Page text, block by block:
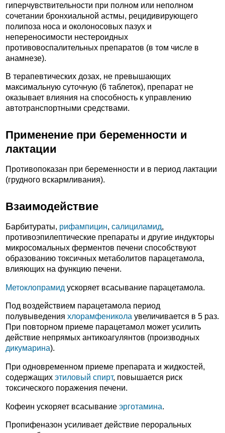
гиперчувствительности при полном или неполном
сочетании бронхиальной астмы, рецидивирующего
полипоза носа и околоносовых пазух и
непереносимости нестероидных
противовоспалительных препаратов (в том числе в
анамнезе).
В терапевтических дозах, не превышающих
максимальную суточную (6 таблеток), препарат не
оказывает влияния на способность к управлению
автотранспортными средствами.
Применение при беременности и
лактации
Противопоказан при беременности и в период лактации
(грудного вскармливания).
Взаимодействие
Барбитураты, рифампицин, салициламид,
противоэпилептические препараты и другие индукторы
микросомальных ферментов печени способствуют
образованию токсичных метаболитов парацетамола,
влияющих на функцию печени.
Метоклопрамид ускоряет всасывание парацетамола.
Под воздействием парацетамола период
полувыведения хлорамфеникола увеличивается в 5 раз.
При повторном приеме парацетамол может усилить
действие непрямых антикоагулянтов (производных
дикумарина).
При одновременном приеме препарата и жидкостей,
содержащих этиловый спирт, повышается риск
токсического поражения печени.
Кофеин ускоряет всасывание эрготамина.
Пропифеназон усиливает действие пероральных